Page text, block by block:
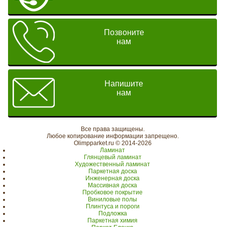
Позвоните
нам
Напишите
нам
Все права защищены.
Любое копирование информации запрещено.
Olimpparket.ru © 2014-2026
Ламинат
Глянцевый ламинат
Художественный ламинат
Паркетная доска
Инженерная доска
Массивная доска
Пробковое покрытие
Виниловые полы
Плинтуса и пороги
Подложка
Паркетная химия